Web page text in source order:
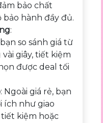
bảo chất
bảo hành đầy đủ.
:
so sánh giá từ
giây, tiết kiệm
được deal tối
: Ngoài giá rẻ, bạn
ích như giao
kiệm hoặc